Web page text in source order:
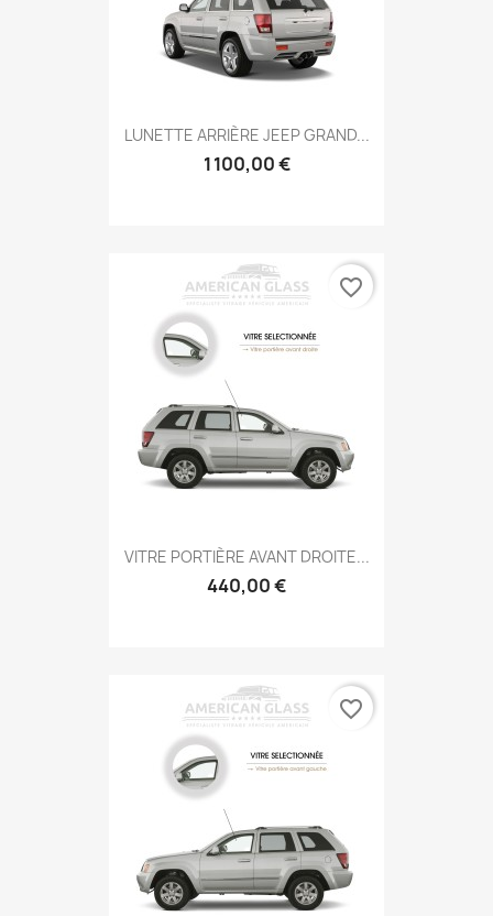
LUNETTE ARRIÈRE JEEP GRAND...
1 100,00 €
VITRE PORTIÈRE AVANT DROITE...
440,00 €
favorite_border
favorite_border